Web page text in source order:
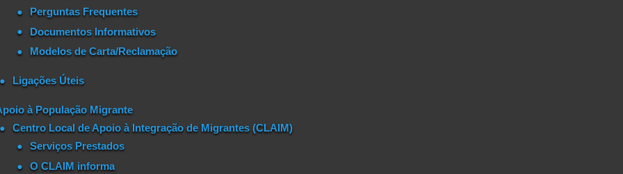
Perguntas Frequentes
Documentos Informativos
Modelos de Carta/Reclamação
Ligações Úteis
à População Migrante
Centro Local de Apoio à Integração de Migrantes (CLAIM)
Serviços Prestados
O CLAIM informa